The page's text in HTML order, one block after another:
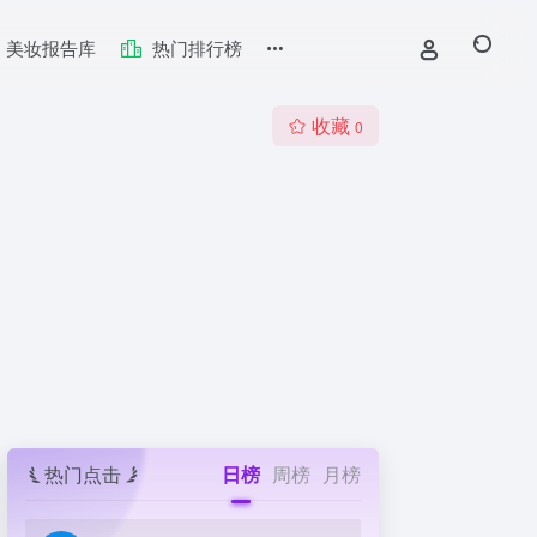
美妆报告库 热门排行榜
收藏 0
热门点击 日榜 周榜 月榜